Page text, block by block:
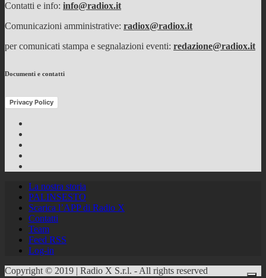
Contatti e info: info@radiox.it
Comunicazioni amministrative: radiox@radiox.it
per comunicati stampa e segnalazioni eventi: redazione@radiox.it
Documenti e contatti
Privacy Policy
La nostra storia
PALINSESTO
Scarica l’APP di Radio X
Contatti
Team
Feed RSS
Log-in
Copyright © 2019 | Radio X S.r.l. - All rights reserved